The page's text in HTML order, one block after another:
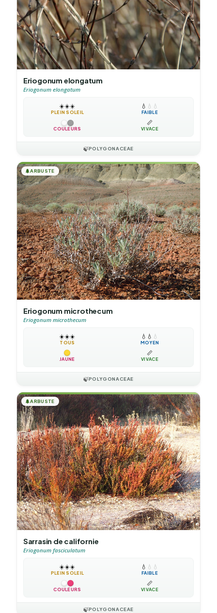
Eriogonum elongatum
Eriogonum elongatum
☀️☀️☀️
PLEIN SOLEIL
💧 💧 💧
FAIBLE
COULEURS
📏
VIVACE
🍃POLYGONACEAE
🌲ARBUSTE
Eriogonum microthecum
Eriogonum microthecum
☀️☀️☀️
TOUS
💧 💧 💧
MOYEN
JAUNE
📏
VIVACE
🍃POLYGONACEAE
🌲ARBUSTE
Sarrasin de californie
Eriogonum fasciculatum
☀️☀️☀️
PLEIN SOLEIL
💧 💧 💧
FAIBLE
COULEURS
📏
VIVACE
🍃POLYGONACEAE